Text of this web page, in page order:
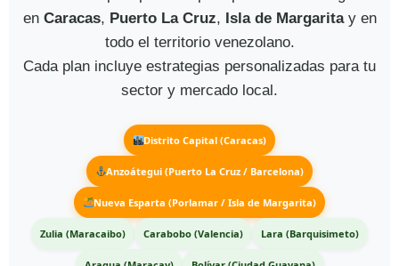
en Caracas, Puerto La Cruz, Isla de Margaritay en
todo el territorio venezolano.
Cada plan incluye estrategias personalizadas para tu
sector y mercado local.
Distrito Capital (Caracas)
Anzoátegui (Puerto La Cruz / Barcelona)
Nueva Esparta (Porlamar / Isla de Margarita)
Zulia (Maracaibo) Carabobo (Valencia) Lara (Barquisimeto)